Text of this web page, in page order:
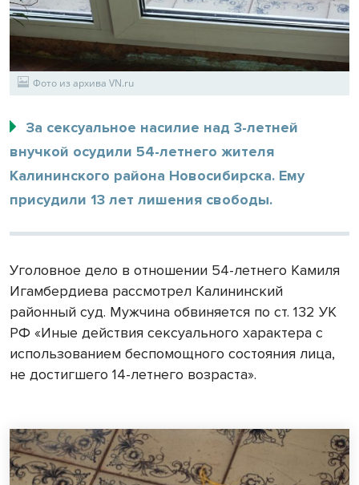
Фото из архива VN.ru
За сексуальное насилие над 3-летней
внучкой осудили 54-летнего жителя
Калининского района Новосибирска. Ему
присудили 13 лет лишения свободы.
Уголовное дело в отношении 54-летнего Камиля
Игамбердиева рассмотрел Калининский
районный суд. Мужчина обвиняется по ст. 132 УК
РФ «Иные действия сексуального характера с
использованием беспомощного состояния лица,
не достигшего 14-летнего возраста».